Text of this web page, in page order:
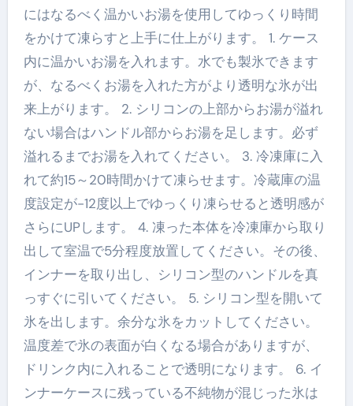
にはなるべく温かいお湯を使用してゆっくり時間
をかけて凍らすと上手に仕上がります。 1. ケース
内に温かいお湯を入れます。水でも製氷できます
が、なるべくお湯を入れた方がより透明な氷が出
来上がります。 2. シリコンの上部からお湯が溢れ
ない場合はハンドル部からお湯を足します。必ず
溢れるまでお湯を入れてください。 3. 冷凍庫に入
れて約15～20時間かけて凍らせます。冷蔵庫の温
度設定が-12度以上でゆっくり凍らせると透明感が
さらにUPします。 4. 凍った本体を冷凍庫から取り
出して室温で5分程度放置してください。その後、
インナーを取り出し、シリコン型のハンドルを真
っすぐに引いてください。 5. シリコン型を開いて
氷を出します。余分な氷をカットしてください。
温度差で氷の表面が白くなる場合がありますが、
ドリンク内に入れることで透明になります。 6. イ
ンナーケースに残っている不純物が混じった氷は